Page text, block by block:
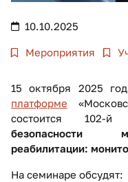
10.10.2025
Мероприятия
15 октября 2025
платформе
состоится 102-
безопасности
реабилитации:
На семинаре обсудят: